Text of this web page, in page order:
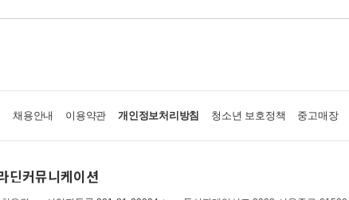
채용안내 이용약관 개인정보처리방침 청소년 보호정책 중고매장
딘커뮤니케이션